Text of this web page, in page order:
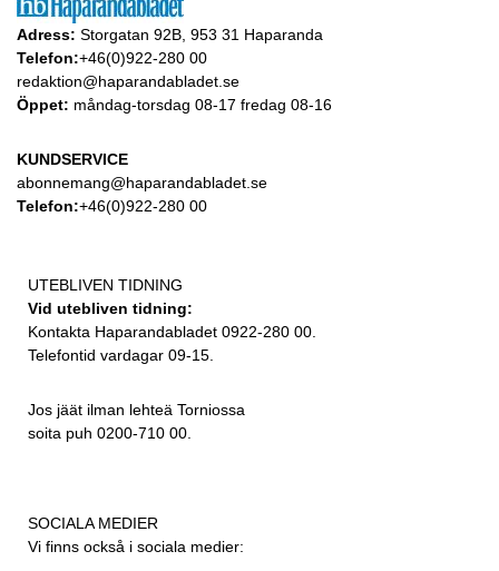
Adress: Storgatan 92B, 953 31 Haparanda
Telefon:+46(0)922-280 00
redaktion@haparandabladet.se
Öppet: måndag-torsdag 08-17 fredag 08-16
KUNDSERVICE
abonnemang@haparandabladet.se
Telefon:+46(0)922-280 00
UTEBLIVEN TIDNING
Vid utebliven tidning:
Kontakta Haparandabladet 0922-280 00.
Telefontid vardagar 09-15.
Jos jäät ilman lehteä Torniossa
soita puh 0200-710 00.
SOCIALA MEDIER
Vi finns också i sociala medier: